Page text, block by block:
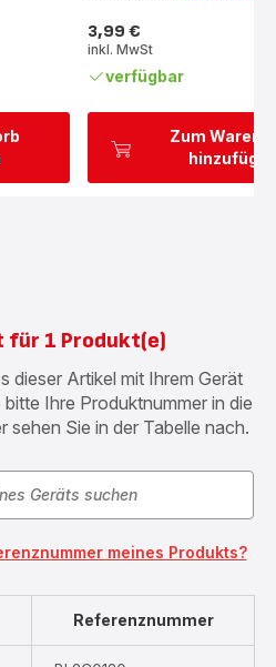
Zum
Preis
3,99 €
inkl. MwSt
verfügbar
1 Produkt(e)
dieser Artikel mit Ihrem Gerät
Ihre Produktnummer in die
sehen Sie in der Tabelle nach.
meines Produkts?
Referenznummer